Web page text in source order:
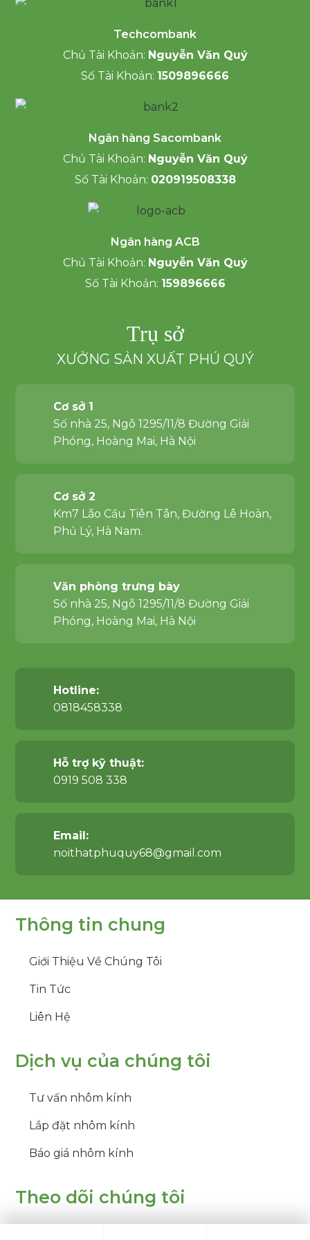
Techcombank
Chủ Tài Khoản: Nguyễn Văn Quý
Số Tài Khoản: 1509896666
Ngân hàng Sacombank
Chủ Tài Khoản: Nguyễn Văn Quý
Số Tài Khoản: 020919508338
Ngân hàng ACB
Chủ Tài Khoản: Nguyễn Văn Quý
Số Tài Khoản: 159896666
Trụ sở
XƯỞNG SẢN XUẤT PHÚ QUÝ
Cơ sở 1
Số nhà 25, Ngõ 1295/11/8 Đường Giải
Phóng, Hoàng Mai, Hà Nội
Cơ sở 2
Km7 Lão Cầu Tiên Tân, Đường Lê Hoàn,
Phủ Lý, Hà Nam.
Văn phòng trưng bày
Số nhà 25, Ngõ 1295/11/8 Đường Giải
Phóng, Hoàng Mai, Hà Nội
Hotline:
0818458338
Hỗ trợ kỹ thuật:
0919 508 338
Email:
noithatphuquy68@gmail.com
Thông tin chung
Giới Thiệu Về Chúng Tôi
Tin Tức
Liên Hệ
Dịch vụ của chúng tôi
Tư vấn nhôm kính
Lắp đặt nhôm kính
Báo giá nhôm kính
Theo dõi chúng tôi